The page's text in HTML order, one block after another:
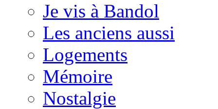
Je vis à Bandol
Les anciens aussi
Logements
Mémoire
Nostalgie